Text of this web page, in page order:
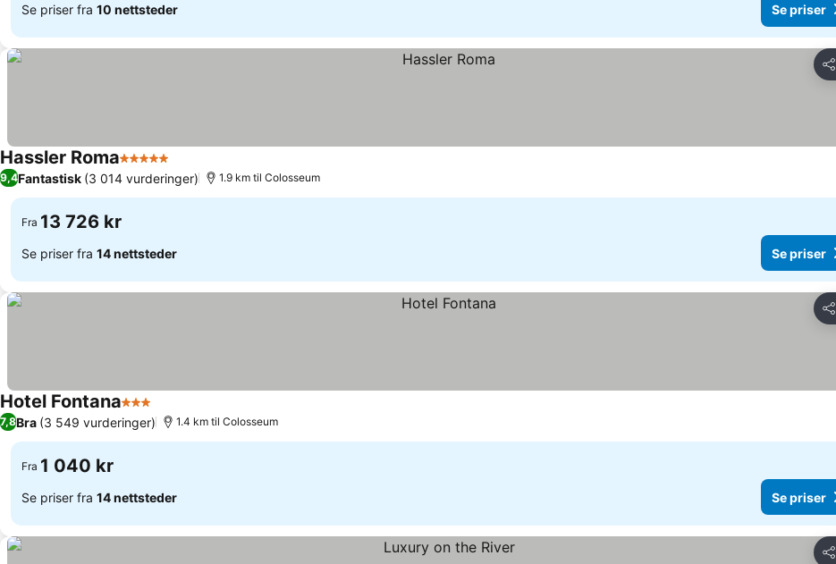
Se priser fra 10 nettsteder Se priser
Del
Hassler Roma5 Stjerner Se priser
9,4Fantastisk (3 014 vurderinger) 1.9 km til Colosseum
Fra 13 726 kr
Se priser fra 14 nettsteder Se priser
Del
Hotel Fontana3 StjernerSe priser
7,8Bra (3 549 vurderinger) 1.4 km til Colosseum
Fra 1 040 kr
Se priser fra 14 nettsteder Se priser
Del